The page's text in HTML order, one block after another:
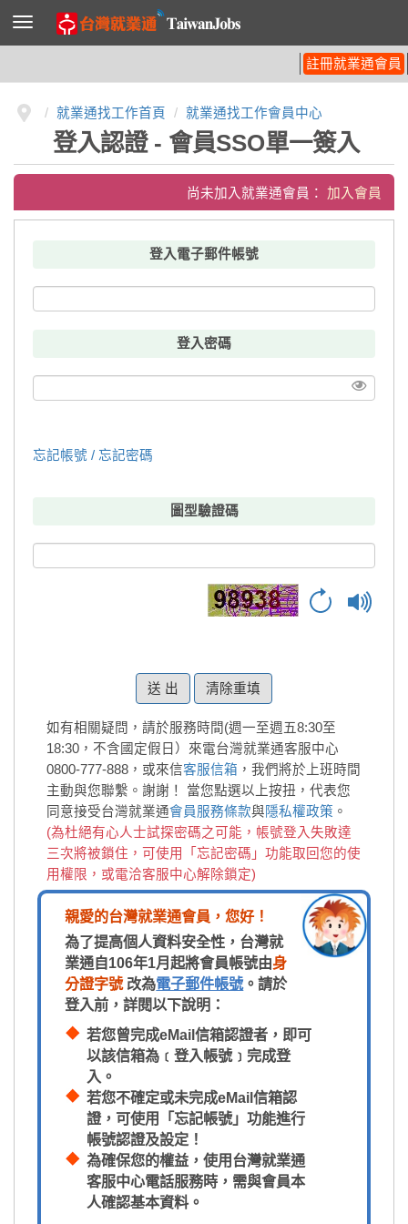
導
列
註冊就業通會員
就業通找工作首頁 就業通找工作會員中心
登入認證 - 會員SSO單一簽入
尚未加入就業通會員： 加入會員
登入電子郵件帳號
登入密碼
忘記帳號 / 忘記密碼
圖型驗證碼
清除重填
如有相關疑問，請於服務時間(週一至週五8:30至
18:30，不含國定假日）來電台灣就業通客服中心
0800-777-888，或來信客服信箱 ，我們將於上班時間
主動與您聯繫。謝謝！
當您點選以上按扭，代表您
同意接受台灣就業通會員服務條款與隱私權政策 。
(為杜絕有心人士試探密碼之可能，帳號登入失敗達
三次將被鎖住，可使用「忘記密碼」功能取回您的使
用權限，或電洽客服中心解除鎖定)
親愛的台灣就業通會員，您好！
為了提高個人資料安全性，台灣就
業通自106年1月起將會員帳號由身
分證字號改為電子郵件帳號 。請於
登入前，詳閱以下說明：
若您曾完成eMail信箱認證者，即可
以該信箱為﹝登入帳號﹞完成登
入。
若您不確定或未完成eMail信箱認
證，可使用「忘記帳號」功能進行
帳號認證及設定！
為確保您的權益，使用台灣就業通
客服中心電話服務時，需與會員本
人確認基本資料。